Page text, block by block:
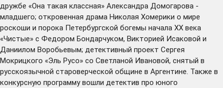
дружбе «Она такая классная» Александра Домогарова -
младшего; откровенная драма Николая Хомерики о мире
роскоши и порока Петербургской богемы начала XX века
«Чистые» с Федором Бондарчуком, Викторией Исаковой и
Даниилом Воробьевым; детективный проект Сергея
Мокрицкого «Эль Русо» со Светланой Ивановой, снятый в
русскоязычной староверческой общине в Аргентине. Также в
конкурсную программу вошли детектив про юного